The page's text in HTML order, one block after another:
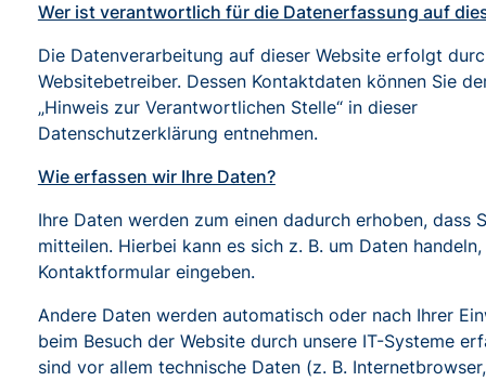
Wer ist verantwortlich für die Datenerfassung auf
Die Datenverarbeitung auf dieser Website erfolgt
Websitebetreiber. Dessen Kontaktdaten können Sie
„Hinweis zur Verantwortlichen Stelle“ in dieser
Datenschutzerklärung entnehmen.
Wie erfassen wir Ihre Daten?
Ihre Daten werden zum einen dadurch erhoben, dass
mitteilen. Hierbei kann es sich z. B. um Daten
Kontaktformular eingeben.
Andere Daten werden automatisch oder nach Ihrer
beim Besuch der Website durch unsere IT-Systeme
sind vor allem technische Daten (z. B. Internetbrowser,